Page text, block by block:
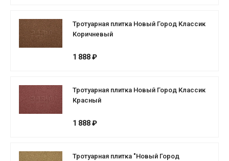
Тротуарная плитка Новый Город Классик
Коричневый
1 888 ₽
Тротуарная плитка Новый Город Классик
Красный
1 888 ₽
Тротуарная плитка "Новый Город